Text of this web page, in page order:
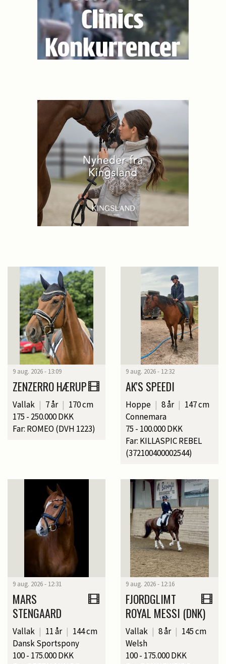
9 aug. 2026 - 13:09
ZENZERRO HÆRUP
Vallak | 7 år | 170 cm
175 - 250.000 DKK
Far: ROMEO (DVH 1223)
9 aug. 2026 - 12:32
AK'S SPEEDI
Hoppe | 8 år | 147 cm
Connemara
75 - 100.000 DKK
Far: KILLASPIC REBEL
(372100400002544)
9 aug. 2026 - 12:31
MARS
STENGAARD
Vallak | 11 år | 144 cm
Dansk Sportspony
100 - 175.000 DKK
9 aug. 2026 - 12:16
FJORDGLIMT
ROYAL MESSI (DNK)
Vallak | 8 år | 145 cm
Welsh
100 - 175.000 DKK